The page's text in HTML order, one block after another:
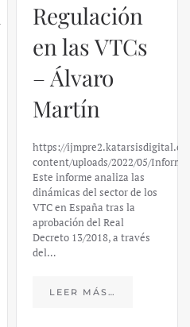
Regulación
en las VTCs
– Álvaro
Martín
https://
content/uploads/2022/05/
Este informe analiza las
dinámicas del sector de los
VTC en España tras la
aprobación del Real
Decreto 13/2018, a través
del…
LEER MÁS…